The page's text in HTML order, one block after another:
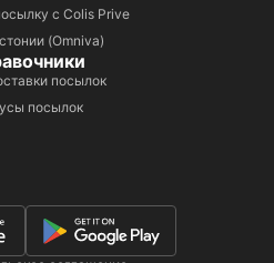
с Colis Prive
(Omniva)
посылок
посылок